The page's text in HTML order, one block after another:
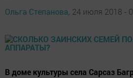
Ольга Степанова, 24 июля 2018 -
В доме культуры села Сарсаз